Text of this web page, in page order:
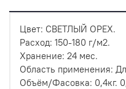
Цвет: СВЕТЛЫЙ ОРЕХ.
Расход: 150-180 г/м2.
Хранение: 24 мес.
Область применения:
Объём/Фасовка: 0,4кг.